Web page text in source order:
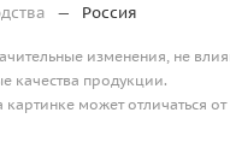
— Россия
изменения, не
качества продукции.
картинке может отличаться от